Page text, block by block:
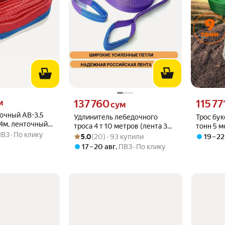
AB-3.5
ленточный
По клику
Удлинитель лебедочного
троса 4 т 10 метров (лента 30
мм)
Цена 137760 сум вместо
137 760сум
Рейтинг товара: 5.0 из 5
Оценок: (20) · 93 купили
5.0(20) · 93 купили
17 – 20 авг, ПВЗ По клику
Трос
тонн 5
Цена
115
19 –